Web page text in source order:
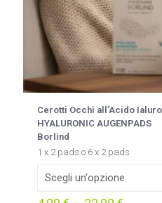
Cerotti Occhi all’Acido
HYALURONIC AUGENPADS
Borlind
1 x 2 pads o 6 x 2 pads